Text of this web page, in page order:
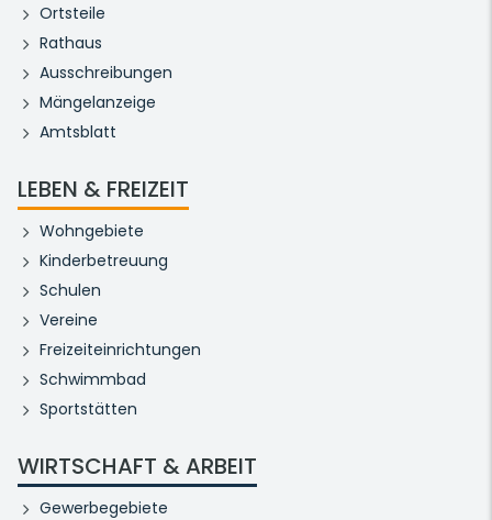
Ortsteile
Rathaus
Ausschreibungen
Mängelanzeige
Amtsblatt
LEBEN & FREIZEIT
Wohngebiete
Kinderbetreuung
Schulen
Vereine
Freizeiteinrichtungen
Schwimmbad
Sportstätten
WIRTSCHAFT & ARBEIT
Gewerbegebiete